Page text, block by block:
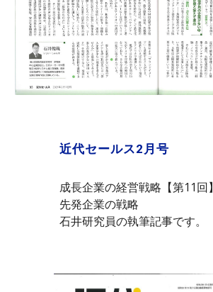
近代セールス2月号
成長企業の経営戦略【第11回】
先発企業の戦略
石井研究員の執筆記事です。